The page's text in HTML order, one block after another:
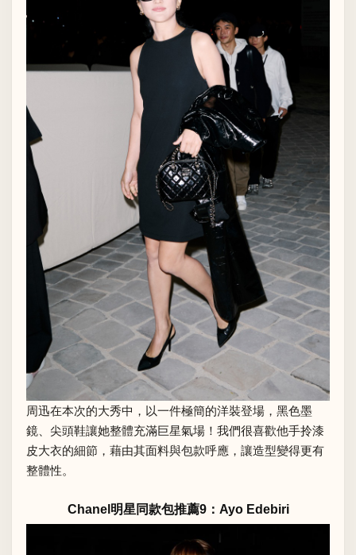
周迅在本次的大秀中，以一件極簡的洋裝登場，黑色墨
鏡、尖頭鞋讓她整體充滿巨星氣場！我們很喜歡他手拎漆
皮大衣的細節，藉由其面料與包款呼應，讓造型變得更有
整體性。
Chanel明星同款包推薦9：Ayo Edebiri